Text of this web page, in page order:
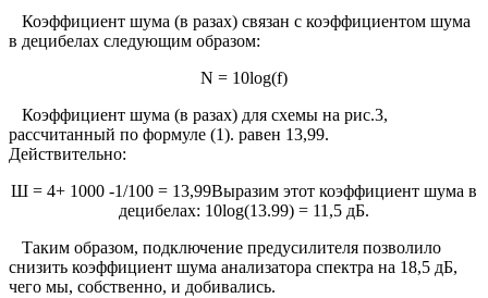
Коэффициент шума (в разах) связан с коэффициентом шума
в децибелах следующим образом:
N = 10log(f)
Коэффициент шума (в разах) для схемы на рис.3,
рассчитанный по формуле (1). равен 13,99.
Действительно:
Ш = 4+ 1000 -1/100 = 13,99Выразим этот коэффициент шума в
децибелах: 10lоg(13.99) = 11,5 дБ.
Таким образом, подключение предусилителя позволило
снизить коэффициент шума анализатора спектра на 18,5 дБ,
чего мы, собственно, и добивались.